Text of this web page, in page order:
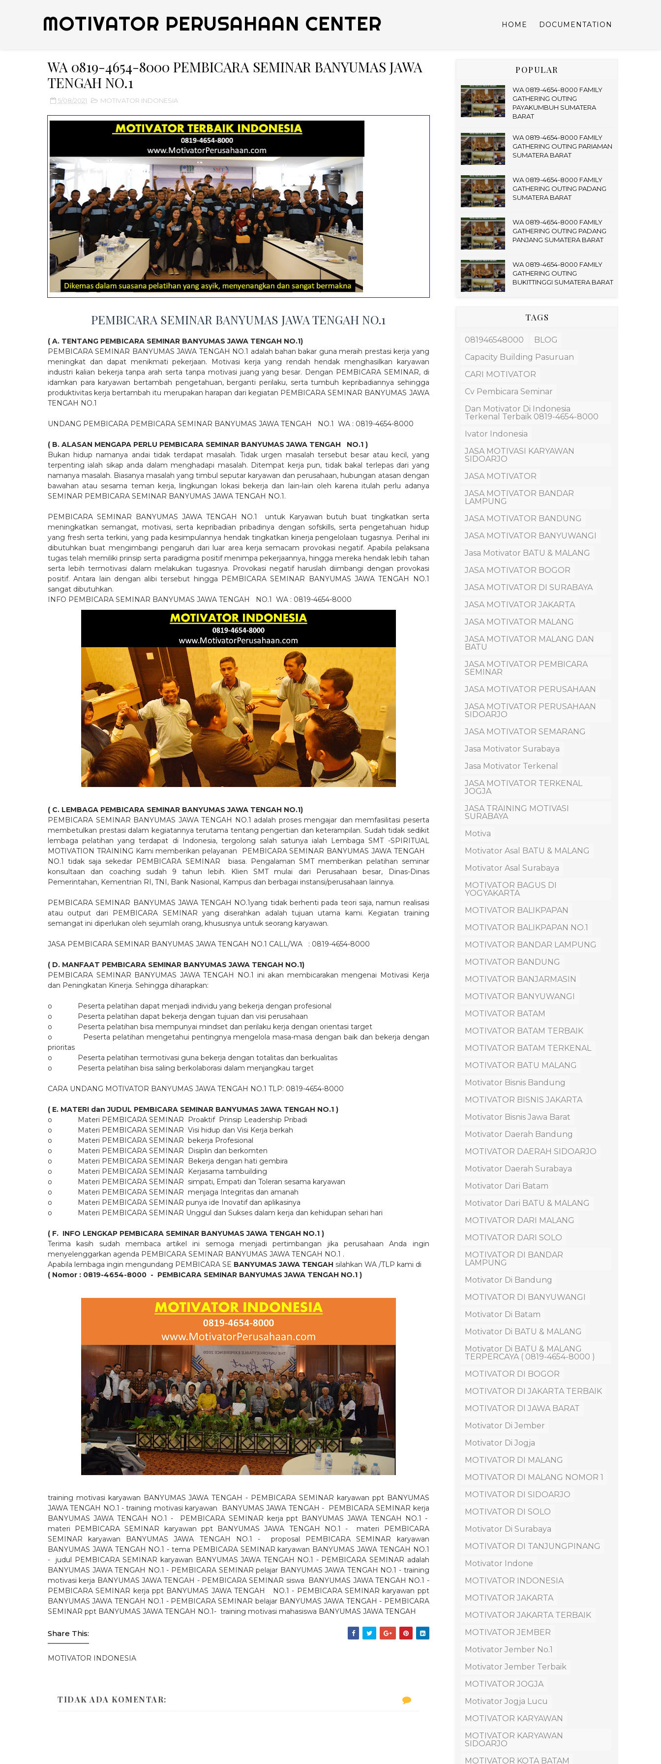
MOTIVATOR PERUSAHAAN CENTER HOME DOCUMENTATION
WA 0819-4654-8000 PEMBICARA SEMINAR BANYUMAS JAWA
TENGAH NO.1
5/08/2021 MOTIVATOR INDONESIA
PEMBICARA SEMINAR BANYUMAS JAWA TENGAH NO.1
( A. TENTANG PEMBICARA SEMINAR BANYUMAS JAWA TENGAH NO.1)
PEMBICARA SEMINAR BANYUMAS JAWA TENGAH NO.1 adalah bahan bakar guna meraih prestasi kerja yang
meningkat dan dapat menikmati pekerjaan. Motivasi kerja yang rendah hendak menghasilkan karyawan
industri kalian bekerja tanpa arah serta tanpa motivasi juang yang besar. Dengan PEMBICARA SEMINAR, di
idamkan para karyawan bertambah pengetahuan, berganti perilaku, serta tumbuh kepribadiannya sehingga
produktivitas kerja bertambah itu merupakan harapan dari kegiatan PEMBICARA SEMINAR BANYUMAS JAWA
TENGAH NO.1
UNDANG PEMBICARA PEMBICARA SEMINAR BANYUMAS JAWA TENGAH NO.1 WA : 0819-4654-8000
( B. ALASAN MENGAPA PERLU PEMBICARA SEMINAR BANYUMAS JAWA TENGAH NO.1 )
Bukan hidup namanya andai tidak terdapat masalah. Tidak urgen masalah tersebut besar atau kecil, yang
terpenting ialah sikap anda dalam menghadapi masalah. Ditempat kerja pun, tidak bakal terlepas dari yang
namanya masalah. Biasanya masalah yang timbul seputar karyawan dan perusahaan, hubungan atasan dengan
bawahan atau sesama teman kerja, lingkungan lokasi bekerja dan lain-lain oleh karena itulah perlu adanya
SEMINAR PEMBICARA SEMINAR BANYUMAS JAWA TENGAH NO.1.
PEMBICARA SEMINAR BANYUMAS JAWA TENGAH NO.1 untuk Karyawan butuh buat tingkatkan serta
meningkatkan semangat, motivasi, serta kepribadian pribadinya dengan sofskills, serta pengetahuan hidup
yang fresh serta terkini, yang pada kesimpulannya hendak tingkatkan kinerja pengelolaan tugasnya. Perihal ini
dibutuhkan buat mengimbangi pengaruh dari luar area kerja semacam provokasi negatif. Apabila pelaksana
tugas telah memiliki prinsip serta paradigma positif menimpa pekerjaannya, hingga mereka hendak lebih tahan
serta lebih termotivasi dalam melakukan tugasnya. Provokasi negatif haruslah diimbangi dengan provokasi
positif. Antara lain dengan alibi tersebut hingga PEMBICARA SEMINAR BANYUMAS JAWA TENGAH NO.1
sangat dibutuhkan.
INFO PEMBICARA SEMINAR BANYUMAS JAWA TENGAH
NO.1 WA : 0819-4654-8000
( C. LEMBAGA PEMBICARA SEMINAR BANYUMAS JAWA TENGAH NO.1)
PEMBICARA SEMINAR BANYUMAS JAWA TENGAH NO.1 adalah proses mengajar dan memfasilitasi peserta
membetulkan prestasi dalam kegiatannya terutama tentang pengertian dan keterampilan. Sudah tidak sedikit
lembaga pelatihan yang terdapat di Indonesia, tergolong salah satunya ialah Lembaga SMT -SPIRITUAL
MOTIVATION TRAINING Kami memberikan pelayanan
PEMBICARA SEMINAR BANYUMAS JAWA TENGAH
NO.1 tidak saja sekedar PEMBICARA SEMINAR
biasa. Pengalaman SMT memberikan pelatihan seminar
konsultaan dan coaching sudah 9 tahun lebih. Klien SMT mulai dari Perusahaan besar, Dinas-Dinas
Pemerintahan, Kementrian RI, TNI, Bank Nasional, Kampus dan berbagai instansi/perusahaan lainnya.
PEMBICARA SEMINAR BANYUMAS JAWA TENGAH NO.1yang tidak berhenti pada teori saja, namun realisasi
atau output dari PEMBICARA SEMINAR yang diserahkan adalah tujuan utama kami. Kegiatan training
semangat ini diperlukan oleh sejumlah orang, khususnya untuk seorang karyawan.
JASA PEMBICARA SEMINAR BANYUMAS JAWA TENGAH NO.1 CALL/WA : 0819-4654-8000
( D. MANFAAT PEMBICARA SEMINAR BANYUMAS JAWA TENGAH NO.1)
PEMBICARA SEMINAR BANYUMAS JAWA TENGAH NO.1 ini akan membicarakan mengenai Motivasi Kerja
dan Peningkatan Kinerja. Sehingga diharapkan:
o
Peserta pelatihan dapat menjadi individu yang bekerja dengan profesional
o
Peserta pelatihan dapat bekerja dengan tujuan dan visi perusahaan
o
Peserta pelatihan bisa mempunyai mindset dan perilaku kerja dengan orientasi target
o
Peserta pelatihan mengetahui pentingnya mengelola masa-masa dengan baik dan bekerja dengan
prioritas
o
Peserta pelatihan termotivasi guna bekerja dengan totalitas dan berkualitas
o
Peserta pelatihan bisa saling berkolaborasi dalam menjangkau target
CARA UNDANG MOTIVATOR BANYUMAS JAWA TENGAH NO.1 TLP: 0819-4654-8000
( E. MATERI dan JUDUL PEMBICARA SEMINAR BANYUMAS JAWA TENGAH NO.1 )
o
Materi PEMBICARA SEMINAR Proaktif Prinsip Leadership Pribadi
o
Materi PEMBICARA SEMINAR Visi hidup dan Visi Kerja berkah
o
Materi PEMBICARA SEMINAR bekerja Profesional
o
Materi PEMBICARA SEMINAR
Disiplin dan berkomten
o
Materi PEMBICARA SEMINAR
Bekerja dengan hati gembira
o
Materi PEMBICARA SEMINAR
Kerjasama tambuilding
o
Materi PEMBICARA SEMINAR simpati, Empati dan Toleran sesama karyawan
o
Materi PEMBICARA SEMINAR menjaga Integritas dan amanah
o
Materi PEMBICARA SEMINAR punya ide Inovatif dan aplikasinya
o
Materi PEMBICARA SEMINAR Unggul dan Sukses dalam kerja dan kehidupan sehari hari
( F. INFO LENGKAP PEMBICARA SEMINAR BANYUMAS JAWA TENGAH NO.1 )
Terima kasih sudah membaca artikel ini semoga menjadi pertimbangan jika perusahaan Anda ingin
menyelenggarkan agenda PEMBICARA SEMINAR BANYUMAS JAWA TENGAH NO.1 .
Apabila lembaga ingin mengundang PEMBICARA SE BANYUMAS JAWA TENGAH silahkan WA /TLP kami di
( Nomor : 0819-4654-8000 - PEMBICARA SEMINAR BANYUMAS JAWA TENGAH NO.1 )
training motivasi karyawan BANYUMAS JAWA TENGAH - PEMBICARA SEMINAR karyawan ppt BANYUMAS
JAWA TENGAH NO.1 - training motivasi karyawan
BANYUMAS JAWA TENGAH -
PEMBICARA SEMINAR kerja
BANYUMAS JAWA TENGAH NO.1 -
PEMBICARA SEMINAR kerja ppt BANYUMAS JAWA TENGAH NO.1 -
materi PEMBICARA SEMINAR karyawan ppt BANYUMAS JAWA TENGAH NO.1 -
materi PEMBICARA
SEMINAR karyawan BANYUMAS JAWA TENGAH NO.1 -
proposal PEMBICARA SEMINAR karyawan
BANYUMAS JAWA TENGAH NO.1 - tema PEMBICARA SEMINAR karyawan BANYUMAS JAWA TENGAH NO.1
-
judul PEMBICARA SEMINAR karyawan BANYUMAS JAWA TENGAH NO.1 - PEMBICARA SEMINAR adalah
BANYUMAS JAWA TENGAH NO.1 - PEMBICARA SEMINAR pelajar BANYUMAS JAWA TENGAH NO.1 - training
motivasi kerja BANYUMAS JAWA TENGAH - PEMBICARA SEMINAR siswa
BANYUMAS JAWA TENGAH NO.1 -
PEMBICARA SEMINAR kerja ppt BANYUMAS JAWA TENGAH NO.1 - PEMBICARA SEMINAR karyawan ppt
BANYUMAS JAWA TENGAH NO.1 - PEMBICARA SEMINAR belajar BANYUMAS JAWA TENGAH - PEMBICARA
SEMINAR ppt BANYUMAS JAWA TENGAH NO.1- training motivasi mahasiswa BANYUMAS JAWA TENGAH
Share This:
MOTIVATOR INDONESIA
TIDAK ADA KOMENTAR:
POPULAR
WA 0819-4654-8000 FAMILY
GATHERING OUTING
PAYAKUMBUH SUMATERA
BARAT
WA 0819-4654-8000 FAMILY
GATHERING OUTING PARIAMAN
SUMATERA BARAT
WA 0819-4654-8000 FAMILY
GATHERING OUTING PADANG
SUMATERA BARAT
WA 0819-4654-8000 FAMILY
GATHERING OUTING PADANG
PANJANG SUMATERA BARAT
WA 0819-4654-8000 FAMILY
GATHERING OUTING
BUKITTINGGI SUMATERA BARAT
TAGS
081946548000
BLOG
Capacity Building Pasuruan
CARI MOTIVATOR
Cv Pembicara Seminar
Dan Motivator Di Indonesia
Terkenal Terbaik 0819-4654-8000
Ivator Indonesia
JASA MOTIVASI KARYAWAN
SIDOARJO
JASA MOTIVATOR
JASA MOTIVATOR BANDAR
LAMPUNG
JASA MOTIVATOR BANDUNG
JASA MOTIVATOR BANYUWANGI
Jasa Motivator BATU & MALANG
JASA MOTIVATOR BOGOR
JASA MOTIVATOR DI SURABAYA
JASA MOTIVATOR JAKARTA
JASA MOTIVATOR MALANG
JASA MOTIVATOR MALANG DAN
BATU
JASA MOTIVATOR PEMBICARA
SEMINAR
JASA MOTIVATOR PERUSAHAAN
JASA MOTIVATOR PERUSAHAAN
SIDOARJO
JASA MOTIVATOR SEMARANG
Jasa Motivator Surabaya
Jasa Motivator Terkenal
JASA MOTIVATOR TERKENAL
JOGJA
JASA TRAINING MOTIVASI
SURABAYA
Motiva
Motivator Asal BATU & MALANG
Motivator Asal Surabaya
MOTIVATOR BAGUS DI
YOGYAKARTA
MOTIVATOR BALIKPAPAN
MOTIVATOR BALIKPAPAN NO.1
MOTIVATOR BANDAR LAMPUNG
MOTIVATOR BANDUNG
MOTIVATOR BANJARMASIN
MOTIVATOR BANYUWANGI
MOTIVATOR BATAM
MOTIVATOR BATAM TERBAIK
MOTIVATOR BATAM TERKENAL
MOTIVATOR BATU MALANG
Motivator Bisnis Bandung
MOTIVATOR BISNIS JAKARTA
Motivator Bisnis Jawa Barat
Motivator Daerah Bandung
MOTIVATOR DAERAH SIDOARJO
Motivator Daerah Surabaya
Motivator Dari Batam
Motivator Dari BATU & MALANG
MOTIVATOR DARI MALANG
MOTIVATOR DARI SOLO
MOTIVATOR DI BANDAR
LAMPUNG
Motivator Di Bandung
MOTIVATOR DI BANYUWANGI
Motivator Di Batam
Motivator Di BATU & MALANG
Motivator Di BATU & MALANG
TERPERCAYA ( 0819-4654-8000 )
MOTIVATOR DI BOGOR
MOTIVATOR DI JAKARTA TERBAIK
MOTIVATOR DI JAWA BARAT
Motivator Di Jember
Motivator Di Jogja
MOTIVATOR DI MALANG
MOTIVATOR DI MALANG NOMOR 1
MOTIVATOR DI SIDOARJO
MOTIVATOR DI SOLO
Motivator Di Surabaya
MOTIVATOR DI TANJUNGPINANG
Motivator Indone
MOTIVATOR INDONESIA
MOTIVATOR JAKARTA
MOTIVATOR JAKARTA TERBAIK
MOTIVATOR JEMBER
Motivator Jember No.1
Motivator Jember Terbaik
MOTIVATOR JOGJA
Motivator Jogja Lucu
MOTIVATOR KARYAWAN
MOTIVATOR KARYAWAN
SIDOARJO
MOTIVATOR KOTA BATAM